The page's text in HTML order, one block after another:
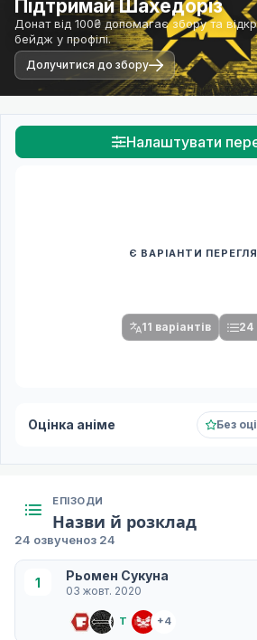
Підтримай Шахедоріз
Донат від 100₴ допомагає збору та
бейдж у профілі.
Долучитися до збору
Налаштувати
Є ВАРІАНТИ
11 варіантів 24
Оцінка аніме Без
ЕПІЗОДИ
Назви й розклад
24 озвученоз 24
1 Рьомен Сукуна
03 жовт. 2020
T +4